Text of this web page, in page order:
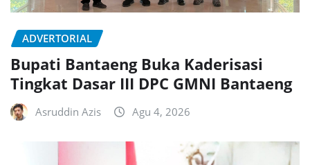
ADVERTORIAL
Bupati Bantaeng Buka Kaderisasi
Tingkat Dasar III DPC GMNI Bantaeng
Asruddin Azis Agu 4, 2026